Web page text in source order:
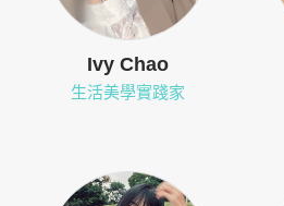
Ivy Chao
生活美學實踐家